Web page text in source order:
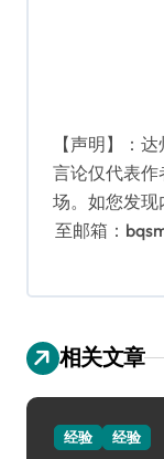
【声明】：
言论仅代表
场。如您发
至邮箱：
相关文章
经验 经验